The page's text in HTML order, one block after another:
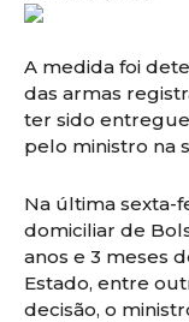
A medida foi
das armas
ter sido
pelo ministro na
Na última sexta-
domiciliar de
anos e 3 meses
Estado, entre
decisão, o